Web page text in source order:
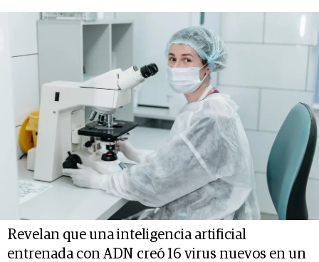
Revelan que una inteligencia artificial
entrenada con ADN creó 16 virus nuevos en un